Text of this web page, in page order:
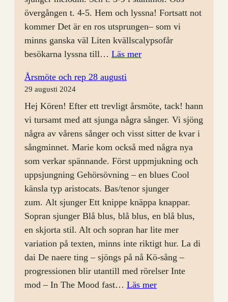
övergången t. 4-5. Hem och lyssna! Fortsatt not
kommer Det är en ros utsprungen– som vi
minns ganska väl Liten kvällscalypsofår
besökarna lyssna till… Läs mer:
Öppet
Hus
Årsmöte och rep 28 augusti
29 augusti 2024
Hej Kören! Efter ett trevligt årsmöte, tack! hann
vi tursamt med att sjunga några sånger. Vi sjöng
några av vårens sånger och visst sitter de kvar i
sångminnet. Marie kom också med några nya
som verkar spännande. Först uppmjukning och
uppsjungning Gehörsövning – en blues Cool
känsla typ aristocats. Bas/tenor sjunger
zum. Alt sjunger Ett knippe knäppa knappar.
Sopran sjunger Blå blus, blå blus, en blå blus,
en skjorta stil. Alt och sopran har lite mer
variation på texten, minns inte riktigt hur. La di
dai De naere ting – sjöngs på nå Kö-sång –
progressionen blir utantill med rörelser Inte
mod – In The Mood fast… Läs mer: